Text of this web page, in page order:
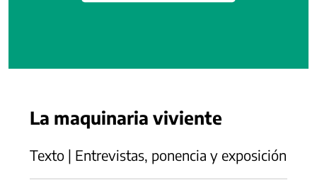
La maquinaria viviente
Texto | Entrevistas, ponencia y exposición